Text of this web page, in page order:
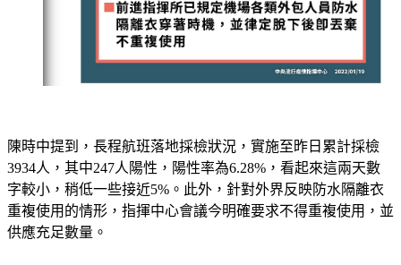
陳時中提到，長程航班落地採檢狀況，實施至昨日累計採檢
3934人，其中247人陽性，陽性率為6.28%，看起來這兩天數
字較小，稍低一些接近5%。此外，針對外界反映防水隔離衣
重複使用的情形，指揮中心會議今明確要求不得重複使用，並